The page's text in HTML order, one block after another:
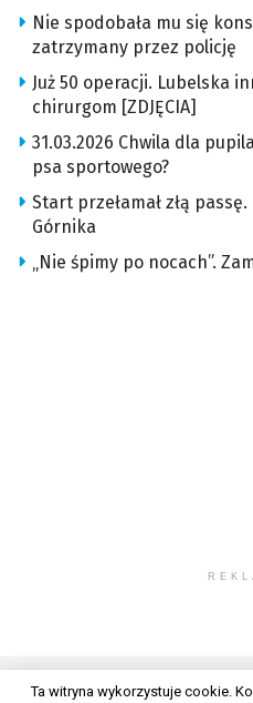
Nie spodobała mu się
zatrzymany przez policję
Już 50 operacji. Lubelska
chirurgom [ZDJĘCIA]
31.03.2026 Chwila dla
psa sportowego?
Start przełamał złą
Górnika
„Nie śpimy po nocach”.
Ta witryna wykorzystuje cookie.